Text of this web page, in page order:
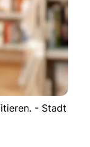
- Stadt